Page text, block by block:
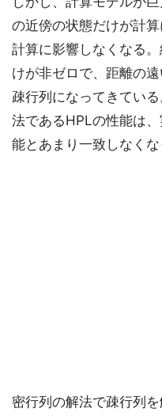
の近傍の状態だけが計
計算に影響しなくなる
けが非ゼロで、距離の
疎行列になってきてい
法であるHPLの性能は
能とあまり一致しなくな
密行列の解法で疎行列